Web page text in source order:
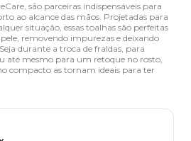
são parceiras indispensáveis para
ao alcance das mãos. Projetadas para
situação, essas toalhas são perfeitas
removendo impurezas e deixando
durante a troca de fraldas, para
até mesmo para um retoque no rosto,
compacto as tornam ideais para ter